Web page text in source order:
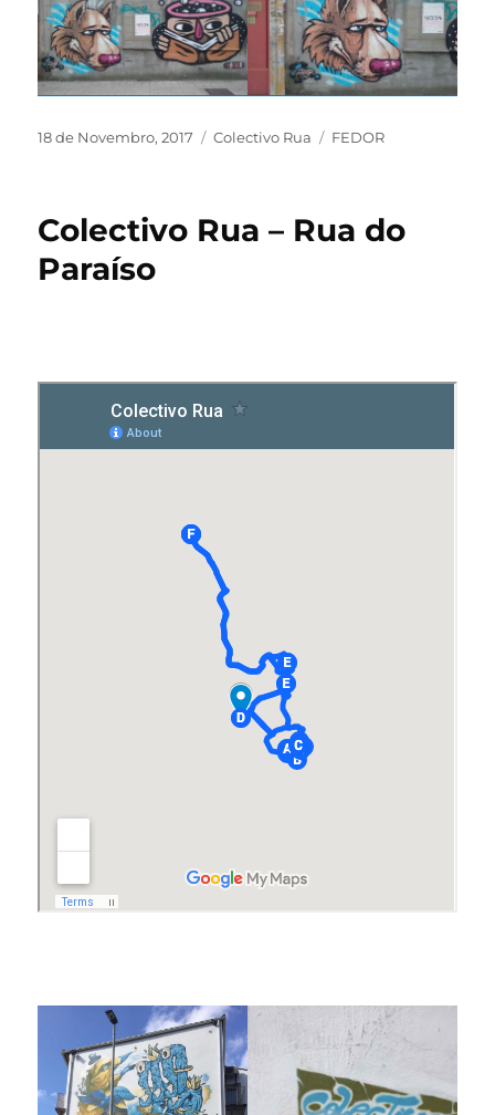
18 de Novembro, 2017 Colectivo Rua FEDOR
Colectivo Rua – Rua do
Paraíso